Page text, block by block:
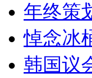
年终策
悼念冰
韩国议